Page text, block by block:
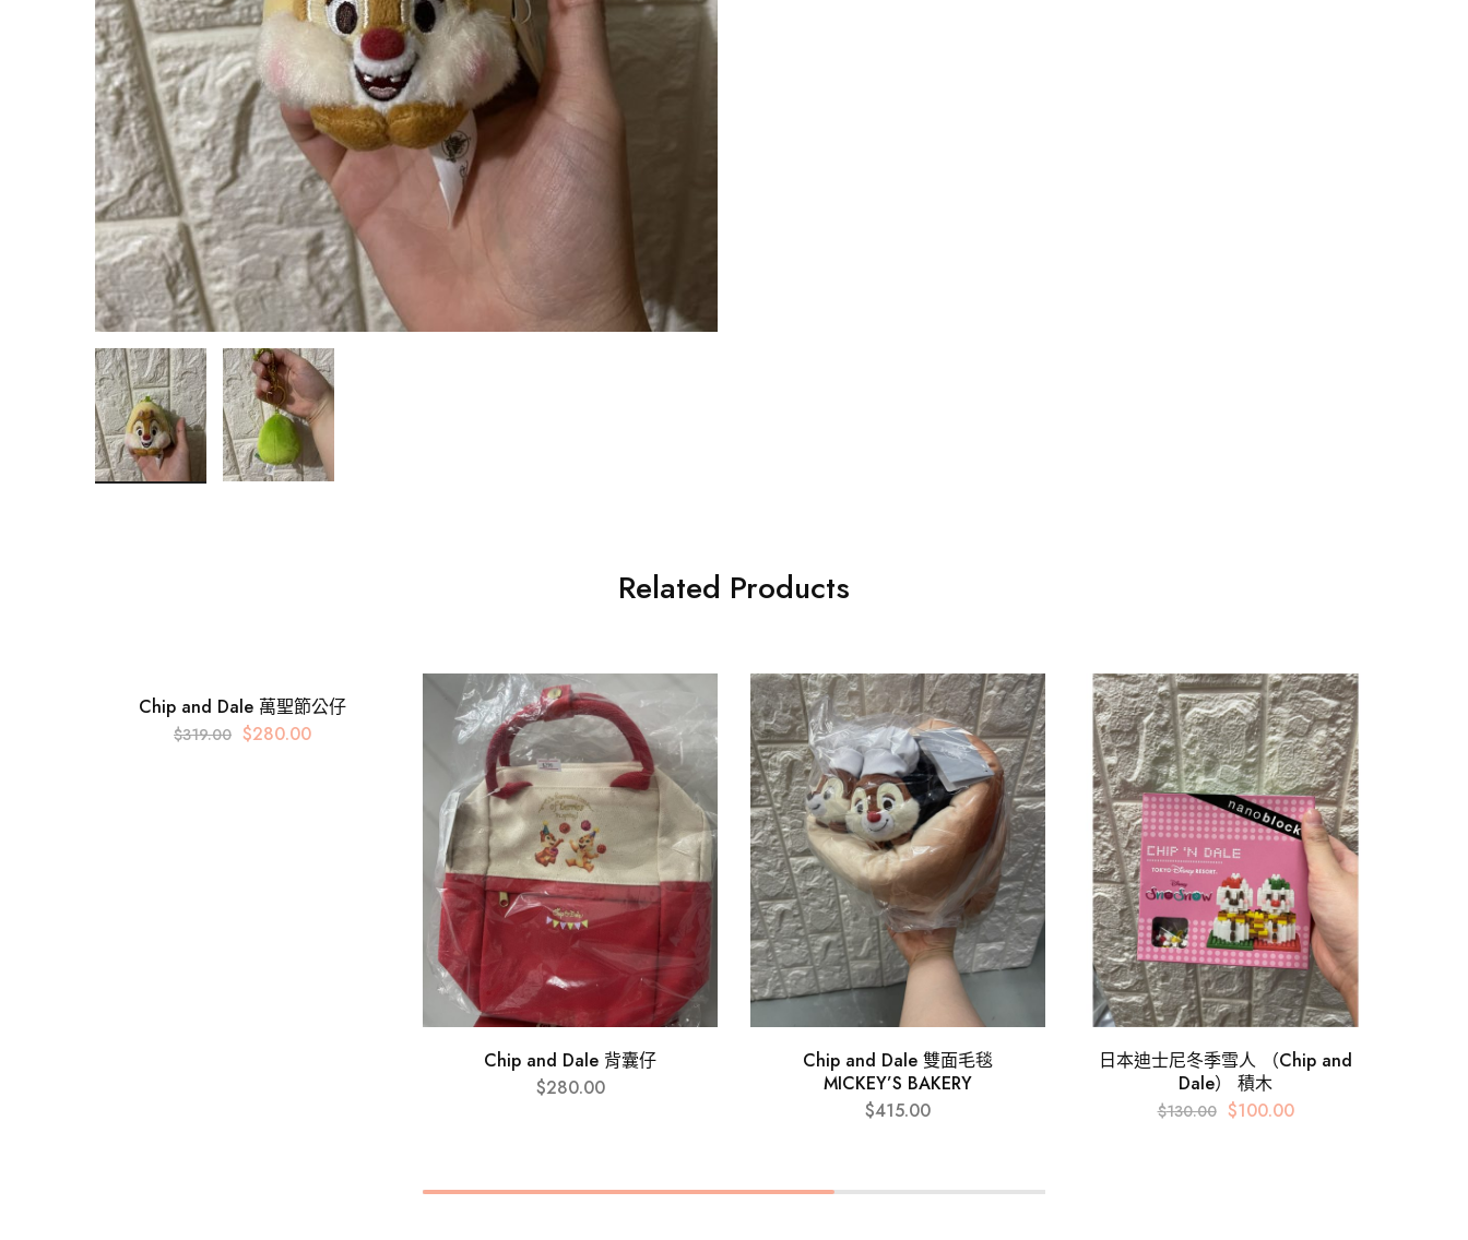
Related Products
Chip and Dale 萬聖節公仔
$319.00 $280.00
Chip and Dale 背囊仔
$280.00
Chip and Dale 雙面毛毯
MICKEY’S BAKERY
$415.00
日本迪士尼冬季雪人 （Chip and
Dale） 積木
$130.00 $100.00